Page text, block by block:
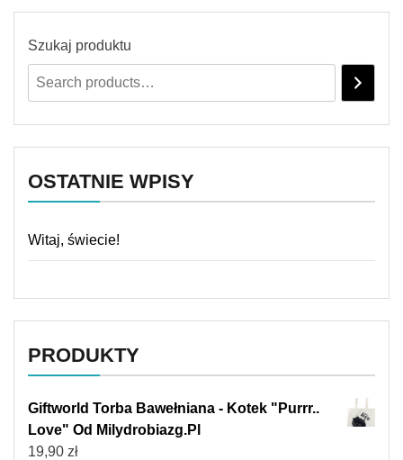
Szukaj produktu
OSTATNIE WPISY
Witaj, świecie!
PRODUKTY
Giftworld Torba Bawełniana - Kotek "Purrr..
Love" Od Milydrobiazg.Pl
19,90 zł